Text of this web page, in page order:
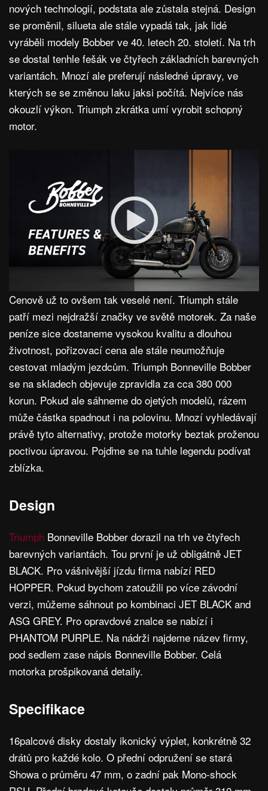
nových technologií, podstata ale zůstala stejná. Design
se proměnil, silueta ale stále vypadá tak, jak lidé
vyráběli modely Bobber ve 40. letech 20. století. Na trh
se dostal tenhle fešák ve čtyřech základních barevných
variantách. Mnozí ale preferují následné úpravy, ve
kterých se se změnou laku jaksi počítá. Nejvíce nás
okouzlí výkon. Triumph zkrátka umí vyrobit schopný
motor.
Cenově už to ovšem tak veselé není. Triumph stále
patří mezi nejdražší značky ve světě motorek. Za naše
peníze sice dostaneme vysokou kvalitu a dlouhou
životnost, pořizovací cena ale stále neumožňuje
cestovat mladým jezdcům. Triumph Bonneville Bobber
se na skladech objevuje zpravidla za cca 380 000
korun. Pokud ale sáhneme do ojetých modelů, rázem
může částka spadnout i na polovinu. Mnozí vyhledávají
právě tyto alternativy, protože motorky beztak proženou
poctivou úpravou. Pojďme se na tuhle legendu podívat
zblízka.
Design
Triumph Bonneville Bobber dorazil na trh ve čtyřech
barevných variantách. Tou první je už obligátně JET
BLACK. Pro vášnivější jízdu firma nabízí RED
HOPPER. Pokud bychom zatoužili po více závodní
verzi, můžeme sáhnout po kombinaci JET BLACK and
ASG GREY. Pro opravdové znalce se nabízí i
PHANTOM PURPLE. Na nádrži najdeme název firmy,
pod sedlem zase nápis Bonneville Bobber. Celá
motorka prošpikovaná detaily.
Specifikace
16palcové disky dostaly ikonický výplet, konkrétně 32
drátů pro každé kolo. O přední odpružení se stará
Showa o průměru 47 mm, o zadní pak Mono-shock